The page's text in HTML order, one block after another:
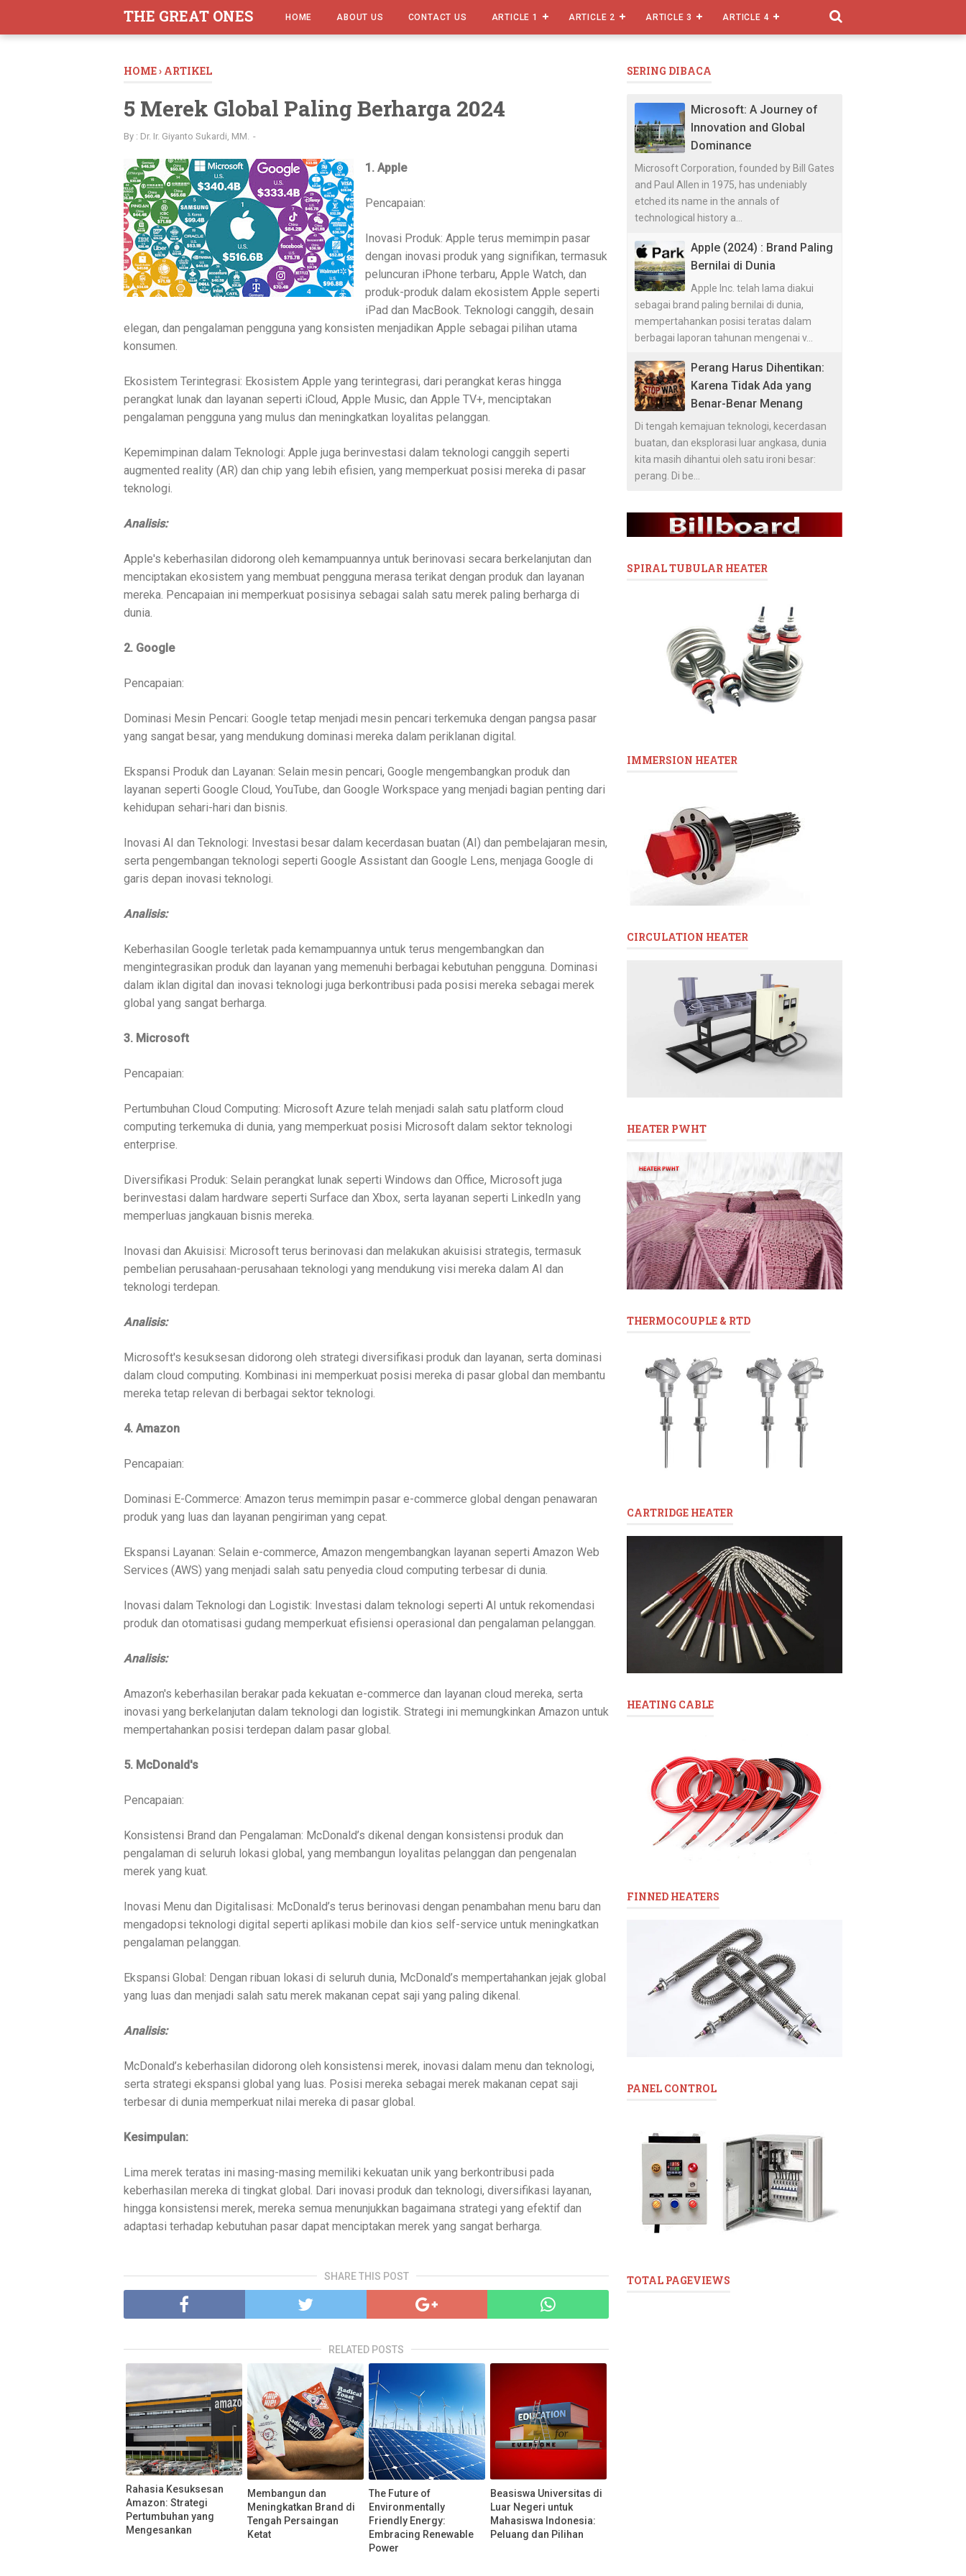
THE GREAT ONES HOME ABOUT US CONTACT US ARTICLE 1 ARTICLE 2 ARTICLE 3 ARTICLE 4
HOME› ARTIKEL
5 Merek Global Paling Berharga 2024
By : Dr. Ir. Giyanto Sukardi, MM.
1. Apple
Pencapaian:
Inovasi Produk: Apple terus memimpin pasar
dengan inovasi produk yang signifikan, termasuk
peluncuran iPhone terbaru, Apple Watch, dan
produk-produk dalam ekosistem Apple seperti
iPad dan MacBook. Teknologi canggih, desain
elegan, dan pengalaman pengguna yang konsisten menjadikan Apple sebagai pilihan utama
konsumen.
Ekosistem Terintegrasi: Ekosistem Apple yang terintegrasi, dari perangkat keras hingga
perangkat lunak dan layanan seperti iCloud, Apple Music, dan Apple TV+, menciptakan
pengalaman pengguna yang mulus dan meningkatkan loyalitas pelanggan.
Kepemimpinan dalam Teknologi: Apple juga berinvestasi dalam teknologi canggih seperti
augmented reality (AR) dan chip yang lebih efisien, yang memperkuat posisi mereka di pasar
teknologi.
Analisis:
Apple's keberhasilan didorong oleh kemampuannya untuk berinovasi secara berkelanjutan dan
menciptakan ekosistem yang membuat pengguna merasa terikat dengan produk dan layanan
mereka. Pencapaian ini memperkuat posisinya sebagai salah satu merek paling berharga di
dunia.
2. Google
Pencapaian:
Dominasi Mesin Pencari: Google tetap menjadi mesin pencari terkemuka dengan pangsa pasar
yang sangat besar, yang mendukung dominasi mereka dalam periklanan digital.
Ekspansi Produk dan Layanan: Selain mesin pencari, Google mengembangkan produk dan
layanan seperti Google Cloud, YouTube, dan Google Workspace yang menjadi bagian penting dari
kehidupan sehari-hari dan bisnis.
Inovasi AI dan Teknologi: Investasi besar dalam kecerdasan buatan (AI) dan pembelajaran mesin,
serta pengembangan teknologi seperti Google Assistant dan Google Lens, menjaga Google di
garis depan inovasi teknologi.
Analisis:
Keberhasilan Google terletak pada kemampuannya untuk terus mengembangkan dan
mengintegrasikan produk dan layanan yang memenuhi berbagai kebutuhan pengguna. Dominasi
dalam iklan digital dan inovasi teknologi juga berkontribusi pada posisi mereka sebagai merek
global yang sangat berharga.
3. Microsoft
Pencapaian:
Pertumbuhan Cloud Computing: Microsoft Azure telah menjadi salah satu platform cloud
computing terkemuka di dunia, yang memperkuat posisi Microsoft dalam sektor teknologi
enterprise.
Diversifikasi Produk: Selain perangkat lunak seperti Windows dan Office, Microsoft juga
berinvestasi dalam hardware seperti Surface dan Xbox, serta layanan seperti LinkedIn yang
memperluas jangkauan bisnis mereka.
Inovasi dan Akuisisi: Microsoft terus berinovasi dan melakukan akuisisi strategis, termasuk
pembelian perusahaan-perusahaan teknologi yang mendukung visi mereka dalam AI dan
teknologi terdepan.
Analisis:
Microsoft's kesuksesan didorong oleh strategi diversifikasi produk dan layanan, serta dominasi
dalam cloud computing. Kombinasi ini memperkuat posisi mereka di pasar global dan membantu
mereka tetap relevan di berbagai sektor teknologi.
4. Amazon
Pencapaian:
Dominasi E-Commerce: Amazon terus memimpin pasar e-commerce global dengan penawaran
produk yang luas dan layanan pengiriman yang cepat.
Ekspansi Layanan: Selain e-commerce, Amazon mengembangkan layanan seperti Amazon Web
Services (AWS) yang menjadi salah satu penyedia cloud computing terbesar di dunia.
Inovasi dalam Teknologi dan Logistik: Investasi dalam teknologi seperti AI untuk rekomendasi
produk dan otomatisasi gudang memperkuat efisiensi operasional dan pengalaman pelanggan.
Analisis:
Amazon's keberhasilan berakar pada kekuatan e-commerce dan layanan cloud mereka, serta
inovasi yang berkelanjutan dalam teknologi dan logistik. Strategi ini memungkinkan Amazon untuk
mempertahankan posisi terdepan dalam pasar global.
5. McDonald's
Pencapaian:
Konsistensi Brand dan Pengalaman: McDonald’s dikenal dengan konsistensi produk dan
pengalaman di seluruh lokasi global, yang membangun loyalitas pelanggan dan pengenalan
merek yang kuat.
Inovasi Menu dan Digitalisasi: McDonald’s terus berinovasi dengan penambahan menu baru dan
mengadopsi teknologi digital seperti aplikasi mobile dan kios self-service untuk meningkatkan
pengalaman pelanggan.
Ekspansi Global: Dengan ribuan lokasi di seluruh dunia, McDonald’s mempertahankan jejak global
yang luas dan menjadi salah satu merek makanan cepat saji yang paling dikenal.
Analisis:
McDonald’s keberhasilan didorong oleh konsistensi merek, inovasi dalam menu dan teknologi,
serta strategi ekspansi global yang luas. Posisi mereka sebagai merek makanan cepat saji
terbesar di dunia memperkuat nilai mereka di pasar global.
Kesimpulan:
Lima merek teratas ini masing-masing memiliki kekuatan unik yang berkontribusi pada
keberhasilan mereka di tingkat global. Dari inovasi produk dan teknologi, diversifikasi layanan,
hingga konsistensi merek, mereka semua menunjukkan bagaimana strategi yang efektif dan
adaptasi terhadap kebutuhan pasar dapat menciptakan merek yang sangat berharga.
SHARE THIS POST
RELATED POSTS
Rahasia Kesuksesan
Amazon: Strategi
Pertumbuhan yang
Mengesankan
Membangun dan
Meningkatkan Brand di
Tengah Persaingan
Ketat
The Future of
Environmentally
Friendly Energy:
Embracing Renewable
Power
Beasiswa Universitas di
Luar Negeri untuk
Mahasiswa Indonesia:
Peluang dan Pilihan
SERING DIBACA
Microsoft: A Journey of
Innovation and Global
Dominance
Microsoft Corporation, founded by Bill Gates
and Paul Allen in 1975, has undeniably
etched its name in the annals of
technological history a...
Apple (2024) : Brand Paling
Bernilai di Dunia
Apple Inc. telah lama diakui
sebagai brand paling bernilai di dunia,
mempertahankan posisi teratas dalam
berbagai laporan tahunan mengenai v...
Perang Harus Dihentikan:
Karena Tidak Ada yang
Benar-Benar Menang
Di tengah kemajuan teknologi, kecerdasan
buatan, dan eksplorasi luar angkasa, dunia
kita masih dihantui oleh satu ironi besar:
perang. Di be...
SPIRAL TUBULAR HEATER
IMMERSION HEATER
CIRCULATION HEATER
HEATER PWHT
THERMOCOUPLE & RTD
CARTRIDGE HEATER
HEATING CABLE
FINNED HEATERS
PANEL CONTROL
TOTAL PAGEVIEWS